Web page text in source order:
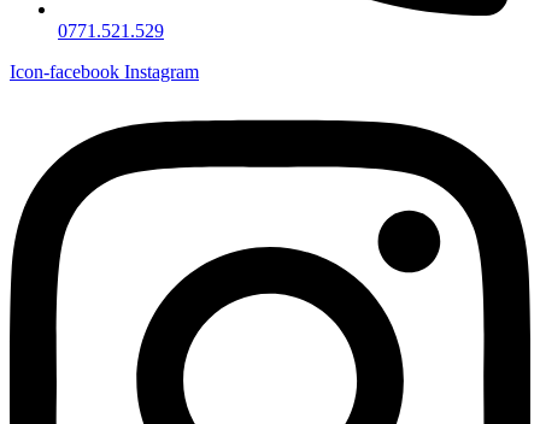
0771.521.529
Icon-facebook Instagram